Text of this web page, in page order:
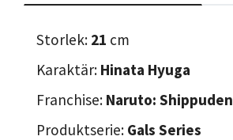
Storlek: 21 cm
Karaktär: Hinata Hyuga
Franchise: Naruto: Shippuden
Produktserie: Gals Series